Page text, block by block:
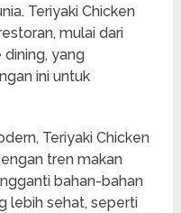
Teriyaki Chicken
mulai dari
yang
ini untuk
Teriyaki Chicken
tren makan
bahan-bahan
lebih sehat, seperti